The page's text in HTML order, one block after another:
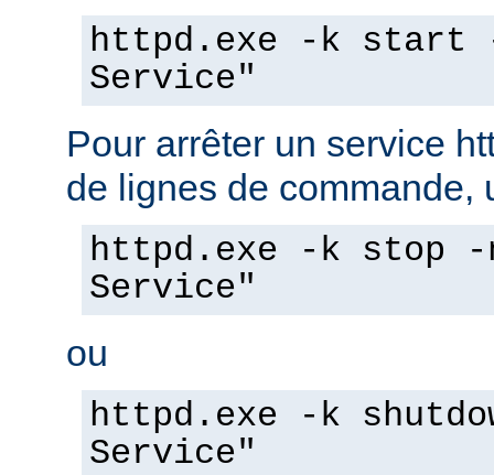
httpd.exe -k start -
Service"
Pour arrêter un service
de lignes de commande,
httpd.exe -k stop -
Service"
ou
httpd.exe -k
Service"